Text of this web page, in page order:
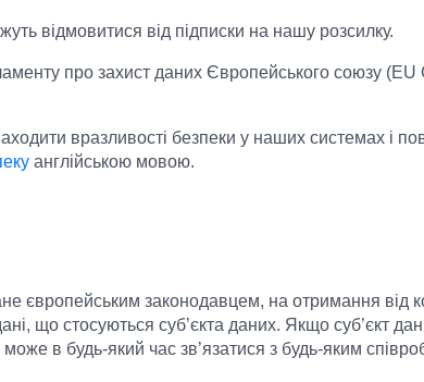
відмовитися від підписки на нашу розсилку.
про захист даних Європейського союзу (EU
вразливості безпеки у наших системах і
англійською мовою.
європейським законодавцем, на отримання від
що стосуються суб’єкта даних. Якщо суб’єкт
в будь-який час зв’язатися з будь-яким